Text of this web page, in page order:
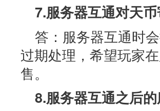
7.服务器互通对天
答：服务器互通时
过期处理，希望玩家
售。
8.服务器互通之后